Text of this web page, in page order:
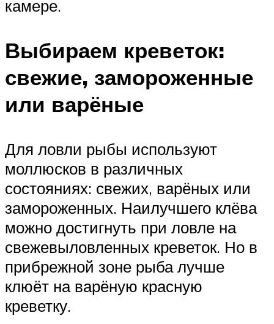
камере.
Выбираем креветок:
свежие, замороженные
или варёные
Для ловли рыбы используют
моллюсков в различных
состояниях: свежих, варёных или
замороженных. Наилучшего клёва
можно достигнуть при ловле на
свежевыловленных креветок. Но в
прибрежной зоне рыба лучше
клюёт на варёную красную
креветку.